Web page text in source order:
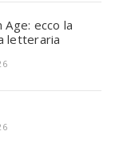
Age: ecco la
letteraria